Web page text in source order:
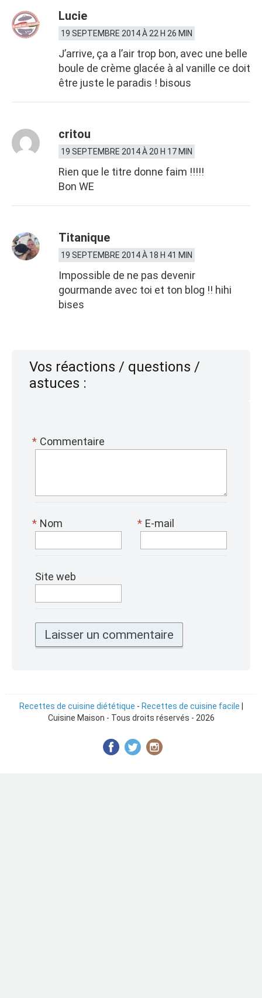
Lucie
19 SEPTEMBRE 2014 À 22 H 26 MIN
J’arrive, ça a l’air trop bon, avec une belle
boule de crème glacée à al vanille ce doit
être juste le paradis ! bisous
critou
19 SEPTEMBRE 2014 À 20 H 17 MIN
Rien que le titre donne faim !!!!!
Bon WE
Titanique
19 SEPTEMBRE 2014 À 18 H 41 MIN
Impossible de ne pas devenir
gourmande avec toi et ton blog !! hihi
bises
Vos réactions / questions /
astuces :
Commentaire
*
Nom
* E-mail
*
Site web
Recettes de cuisine diététique - Recettes de cuisine facile
Cuisine Maison - Tous droits réservés - 2026